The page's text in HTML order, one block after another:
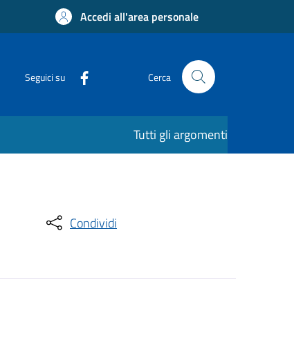
Accedi all'area personale
Seguici su Cerca
Tutti gli argomenti
Condividi